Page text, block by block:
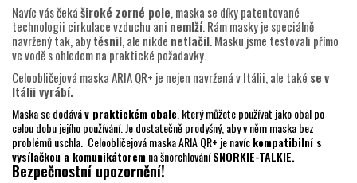
Navíc vás čekáširoké zorné pole, maska se díky patentované
technologii cirkulace vzduchu ani nemlží. Rám masky je speciálně
navržený tak, abytěsnil, ale nikde netlačil. Masku jsme testovali přímo
ve vodě s ohledem na praktické požadavky.
Celoobličejová maska ARIA QR+ je nejen navržená v Itálii, ale také sev
Itálii vyrábí.
Maska se dodáváv praktickém obale , který můžete používat jako obal po
celou dobu jejího používání. Je dostatečně prodyšný, aby v něm maska bez
problémů uschla. Celoobličejová maska ARIA QR+ je navíckompatibilní s
vysílačkou a komunikátoremna šnorchlováníSNORKIE-TALKIE.
Bezpečnostní upozornění!